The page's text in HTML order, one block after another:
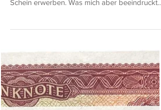
meiner Sicht ziemlich seltenen – 10-Piaster-
Schein erwerben. Was mich aber beeindruckt
hat, ist das Wasserzeichen (im Katalog nicht
aufgeführt), welches nicht auf meinem bereits in
der Sammlung vorhandenen 5-Piaster-Schein
finden ist. Es sind drei in sich verschlungene